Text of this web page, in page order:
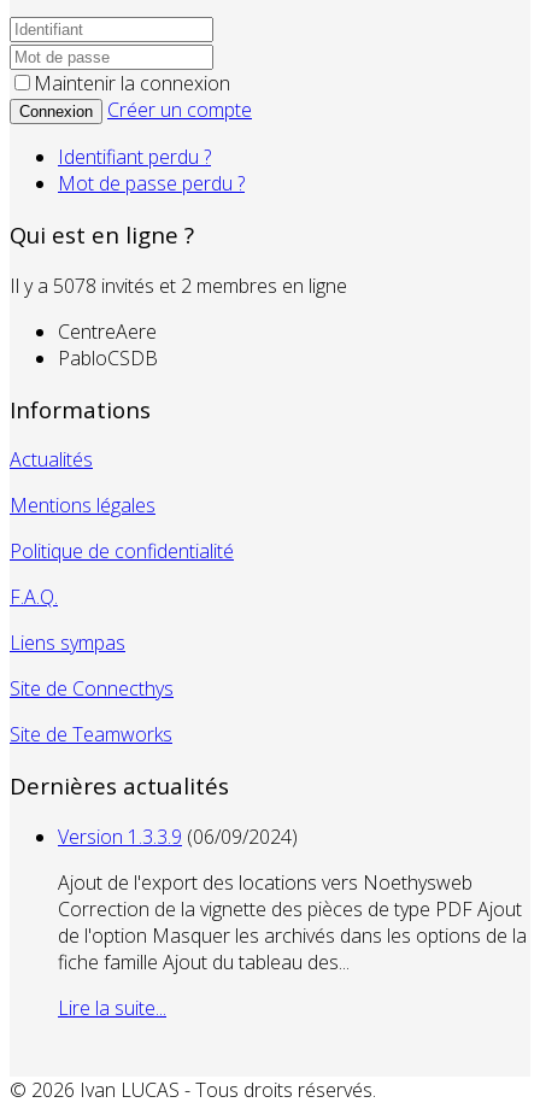
Maintenir la connexion
Connexion
Créer un compte
Identifiant perdu ?
Mot de passe perdu ?
Qui est en ligne ?
Il y a 5078 invités et 2 membres en ligne
CentreAere
PabloCSDB
Informations
Actualités
Mentions légales
Politique de confidentialité
F.A.Q.
Liens sympas
Site de Connecthys
Site de Teamworks
Dernières actualités
Version 1.3.3.9 (06/09/2024)
Ajout de l'export des locations vers Noethysweb
Correction de la vignette des pièces de type PDF Ajout
de l'option Masquer les archivés dans les options de la
fiche famille Ajout du tableau des...
Lire la suite...
© 2026 Ivan LUCAS - Tous droits réservés.